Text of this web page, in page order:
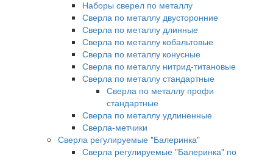
Наборы сверел по металлу
Сверла по металлу двусторонние
Сверла по металлу длинные
Сверла по металлу кобальтовые
Сверла по металлу конусные
Сверла по металлу нитрид-титановые
Сверла по металлу стандартные
Сверла по металлу профи
стандартные
Сверла по металлу удлиненные
Сверла-метчики
Сверла регулируемые "Балеринка"
Сверла регулируемые "Балеринка" по